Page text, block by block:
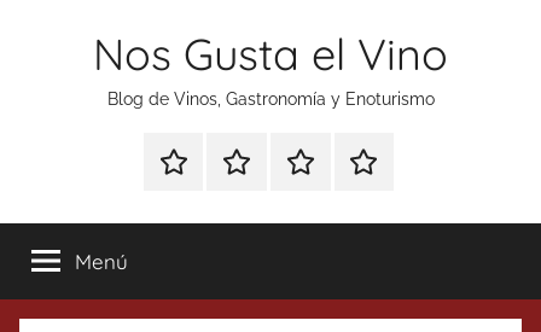
Nos Gusta el Vino
Blog de Vinos, Gastronomía y Enoturismo
Especial
Tonics
Enoturismo
Gastronomía
RankingContacto
Menú